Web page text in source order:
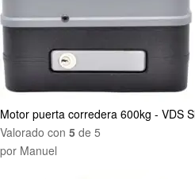
Motor puerta corredera 600kg - VDS
Valorado con 5 de 5
por Manuel